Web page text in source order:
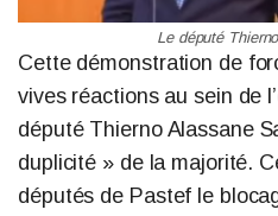
Le député
Cette démonstration de
vives réactions au sein de
député Thierno Alassane
duplicité » de la majorité.
députés de Pastef le